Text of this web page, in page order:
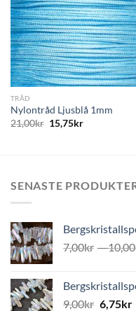
TRÅD
Nylontråd Ljusblå 1mm
21,00kr 15,75kr
SENASTE
7,00kr –10,00
9,00kr 6,75kr